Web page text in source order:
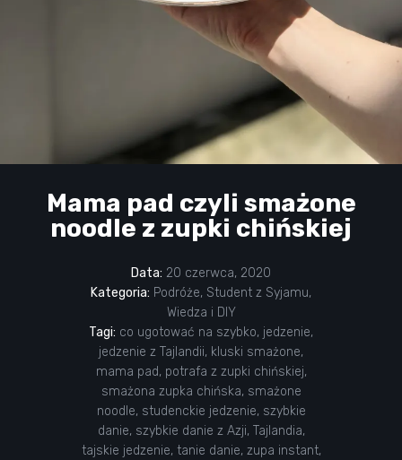
Mama pad czyli smażone
noodle z zupki chińskiej
Data: 20 czerwca, 2020
Kategoria: Podróże, Student z Syjamu,
Wiedza i DIY
Tagi: co ugotować na szybko, jedzenie,
jedzenie z Tajlandii, kluski smażone,
mama pad, potrafa z zupki chińskiej,
smażona zupka chińska, smażone
noodle, studenckie jedzenie, szybkie
danie, szybkie danie z Azji, Tajlandia,
tajskie jedzenie, tanie danie, zupa instant,